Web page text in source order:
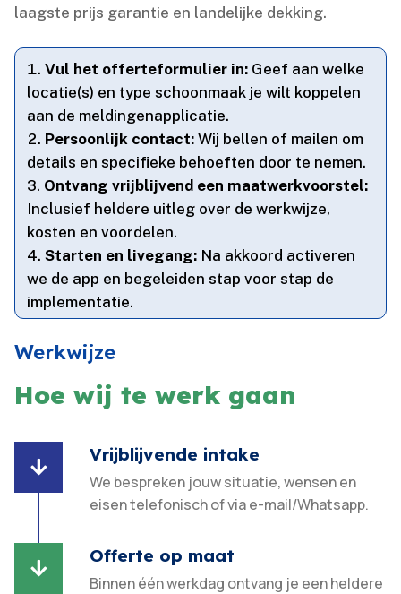
laagste prijs garantie en landelijke dekking.​
Vul het offerteformulier in: Geef aan welke
locatie(s) en type schoonmaak je wilt koppelen
aan de meldingenapplicatie.​
Persoonlijk contact: Wij bellen of mailen om
details en specifieke behoeften door te nemen.​
Ontvang vrijblijvend een maatwerkvoorstel:
Inclusief heldere uitleg over de werkwijze,
kosten en voordelen.​
Starten en livegang: Na akkoord activeren
we de app en begeleiden stap voor stap de
implementatie.​
Werkwijze
Hoe wij te werk gaan

Vrijblijvende intake
We bespreken jouw situatie, wensen en
eisen telefonisch of via e-mail/Whatsapp.

Offerte op maat
Binnen één werkdag ontvang je een heldere